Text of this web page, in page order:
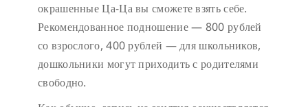
окрашенные Ца-Ца вы сможете взять себе.
Рекомендованное подношение — 800 рублей
со взрослого, 400 рублей — для школьников,
дошкольники могут приходить с родителями
свободно.